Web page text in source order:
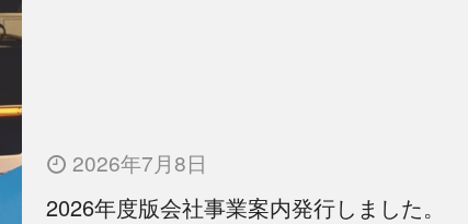
2026年7月8日
2026年度版会社事業案内発行しました。